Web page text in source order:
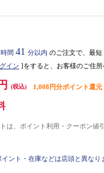
時間 41 分以内 のご注文で、最短
イン ]をすると、お客様のご住所
(税込) 1,008円分ポイント還元
は、ポイント利用・クーポン値
イント・在庫などは店頭と異なり